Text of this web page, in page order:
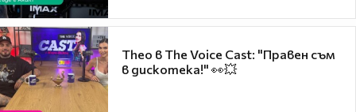
Theo в The Voice Cast: "Правен съм
в дискотека!" 👀💥